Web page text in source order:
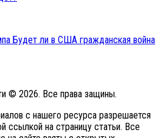
Будет ли в США гражданская война
© 2026. Все права защины.
с нашего ресурса разрешается
ссылкой на страницу статьи. Все